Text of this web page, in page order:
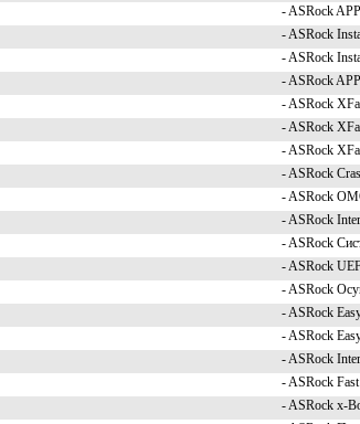
- ASRock
- ASRock
- ASRock
- ASRock
- ASRock
- ASRock
- ASRock
- ASRock
- ASRock
- ASRock
- ASRock
- ASRock
- ASRock
- ASRock
- ASRock
- ASRock
- ASRock
- ASRock x-